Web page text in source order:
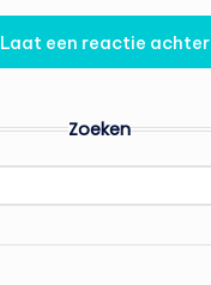
Laat een reactie achter
Zoeken